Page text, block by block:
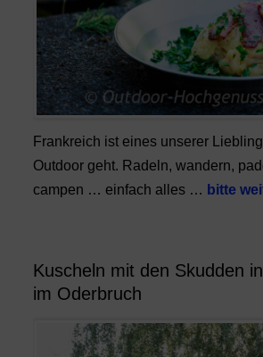
Frankreich ist eines unserer
Outdoor geht. Radeln, wandern,
campen … einfach alles … bitte
Kuscheln mit den Skudden
im Oderbruch